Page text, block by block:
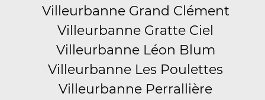
Villeurbanne Grand Clément
Villeurbanne Gratte Ciel
Villeurbanne Léon Blum
Villeurbanne Les Poulettes
Villeurbanne Perrallière